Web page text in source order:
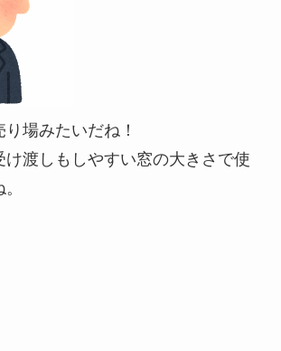
場みたいだね！
け渡しもしやすい窓の大きさで使